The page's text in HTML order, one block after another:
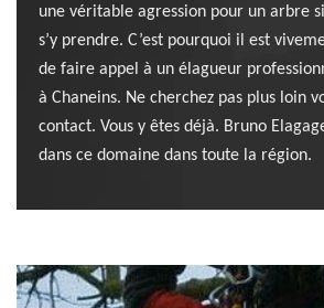
une véritable agression pour un arbre
s’y prendre. C’est pourquoi il est
de faire appel à un élagueur
à Chaneins. Ne cherchez pas plus loin
contact. Vous y êtes déjà. Bruno
dans ce domaine dans toute la région.